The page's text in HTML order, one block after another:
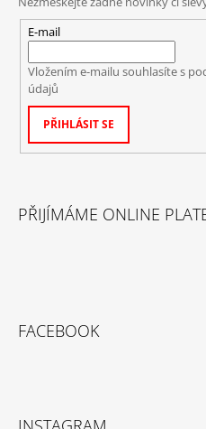
E-mail
Vložením e-mailu souhlasíte s
údajů
PŘIHLÁSIT SE
PŘIJÍMÁME ONLINE
FACEBOOK